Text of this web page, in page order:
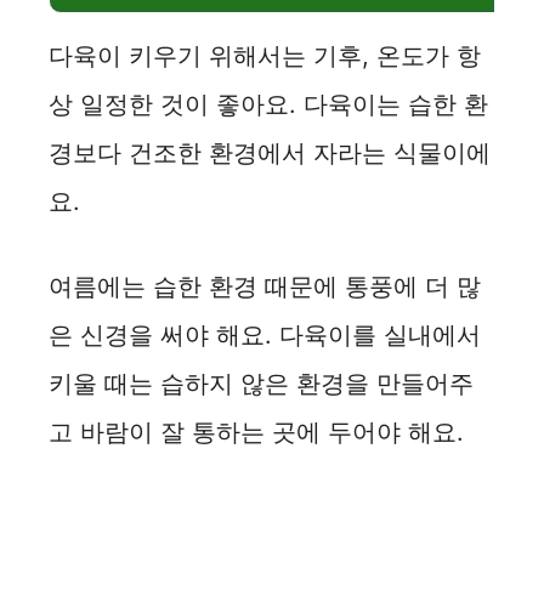
다육이 키우기 위해서는 기후, 온도가 항
상 일정한 것이 좋아요. 다육이는 습한 환
경보다 건조한 환경에서 자라는 식물이에
요.
여름에는 습한 환경 때문에 통풍에 더 많
은 신경을 써야 해요. 다육이를 실내에서
키울 때는 습하지 않은 환경을 만들어주
고 바람이 잘 통하는 곳에 두어야 해요.